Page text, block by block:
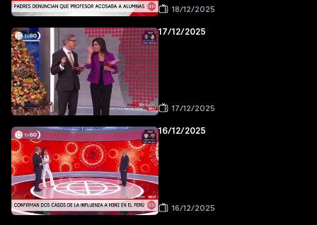
18/12/2025
17/12/2025
17/12/2025
16/12/2025
16/12/2025